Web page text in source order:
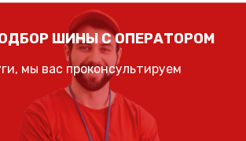
ШИНЫ С ОПЕРАТОРОМ
мы вас проконсультируем